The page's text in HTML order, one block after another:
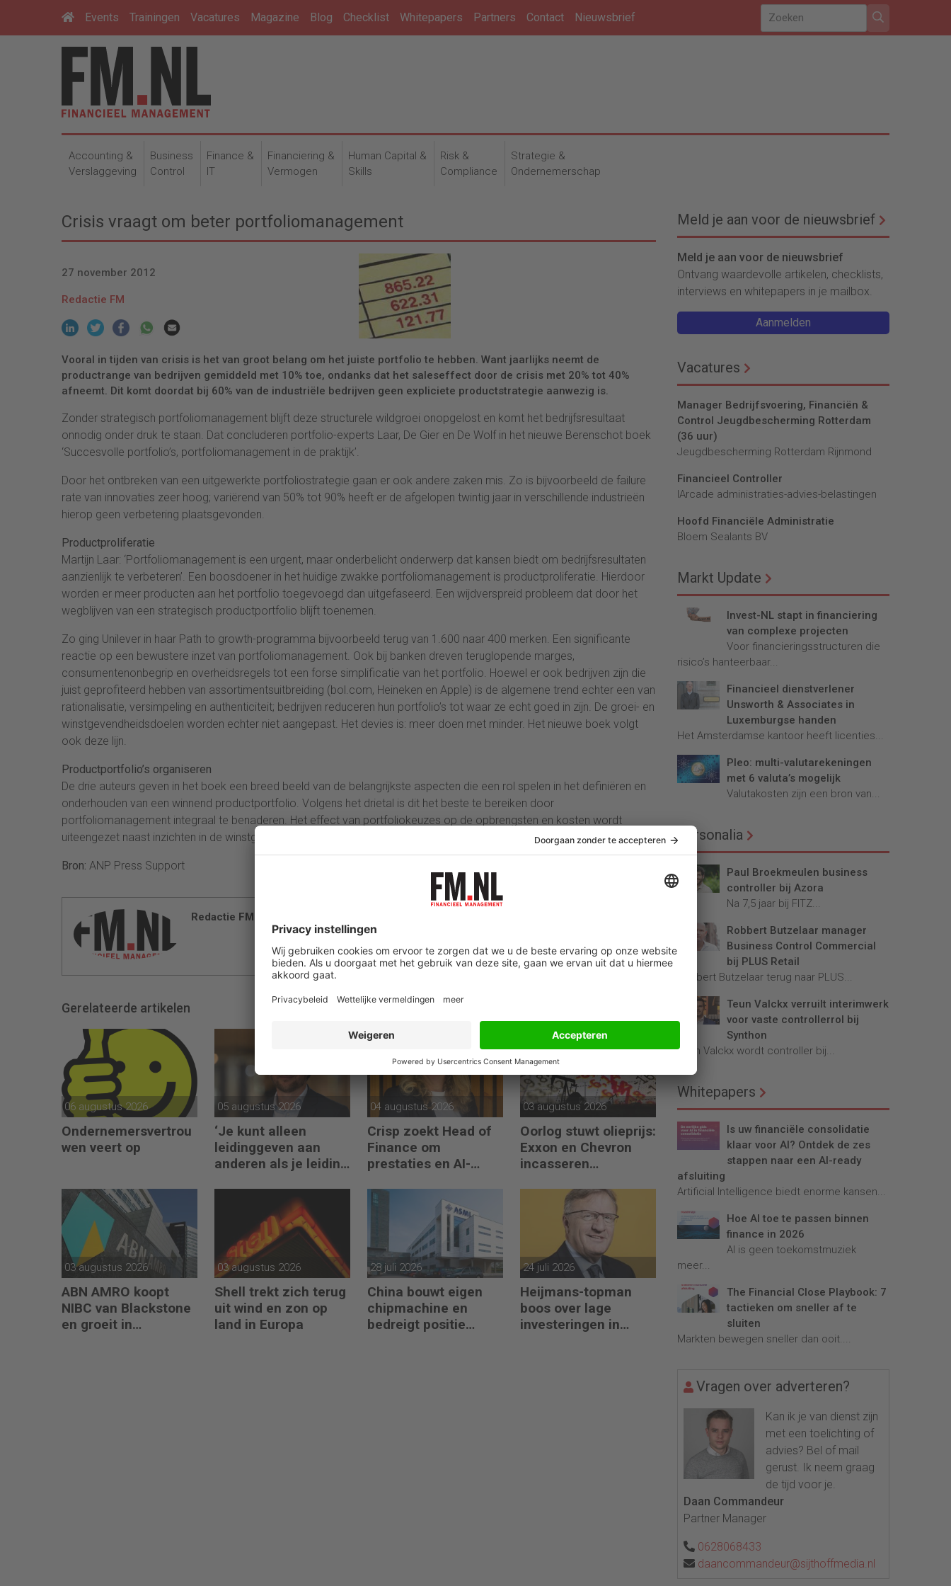
Events Trainingen Vacatures Magazine Blog Checklist Whitepapers Partners Contact Nieuwsbrief
Accounting &
Verslaggeving
Business
Control
Finance &
IT
Financiering &
Vermogen
Human Capital &
Skills
Risk &
Compliance
Strategie &
Ondernemerschap
Crisis vraagt om beter portfoliomanagement
27 november 2012
Redactie FM
Vooral in tijden van crisis is het van groot belang om het juiste portfolio te hebben. Want jaarlijks neemt de
productrange van bedrijven gemiddeld met 10% toe, ondanks dat het saleseffect door de crisis met 20% tot 40%
afneemt. Dit komt doordat bij 60% van de industriële bedrijven geen expliciete productstrategie aanwezig is.
Zonder strategisch portfoliomanagement blijft deze structurele wildgroei onopgelost en komt het bedrijfsresultaat
onnodig onder druk te staan. Dat concluderen portfolio-experts Laar, De Gier en De Wolf in het nieuwe Berenschot boek
‘Succesvolle portfolio’s, portfoliomanagement in de praktijk’.
Door het ontbreken van een uitgewerkte portfoliostrategie gaan er ook andere zaken mis. Zo is bijvoorbeeld de failure
rate van innovaties zeer hoog; variërend van 50% tot 90% heeft er de afgelopen twintig jaar in verschillende industrieën
hierop geen verbetering plaatsgevonden.
Productproliferatie
Martijn Laar: ‘Portfoliomanagement is een urgent, maar onderbelicht onderwerp dat kansen biedt om bedrijfsresultaten
aanzienlijk te verbeteren’. Een boosdoener in het huidige zwakke portfoliomanagement is productproliferatie. Hierdoor
worden er meer producten aan het portfolio toegevoegd dan uitgefaseerd. Een wijdverspreid probleem dat door het
wegblijven van een strategisch productportfolio blijft toenemen.
Zo ging Unilever in haar Path to growth-programma bijvoorbeeld terug van 1.600 naar 400 merken. Een significante
reactie op een bewustere inzet van portfoliomanagement. Ook bij banken dreven teruglopende marges,
consumentenonbegrip en overheidsregels tot een forse simplificatie van het portfolio. Hoewel er ook bedrijven zijn die
juist geprofiteerd hebben van assortimentsuitbreiding (bol.com, Heineken en Apple) is de algemene trend echter een van
rationalisatie, versimpeling en authenticiteit; bedrijven reduceren hun portfolio’s tot waar ze echt goed in zijn. De groei- en
winstgevendheidsdoelen worden echter niet aangepast. Het devies is: meer doen met minder. Het nieuwe boek volgt
ook deze lijn.
Productportfolio’s organiseren
De drie auteurs geven in het boek een breed beeld van de belangrijkste aspecten die een rol spelen in het definiëren en
onderhouden van een winnend productportfolio. Volgens het drietal is dit het beste te bereiken door
portfoliomanagement integraal te benaderen. Het effect van portfoliokeuzes op de opbrengsten en kosten wordt
uiteengezet naast inzichten in de winstgevendheid van producten en klanten.
Bron: ANP Press Support
Redactie FM
Gerelateerde artikelen
06 augustus 2026
Ondernemersvertrou
wen veert op
05 augustus 2026
‘Je kunt alleen
leidinggeven aan
anderen als je leiding
04 augustus 2026
Crisp zoekt Head of
Finance om
prestaties en AI-
03 augustus 2026
Oorlog stuwt olieprijs:
Exxon en Chevron
incasseren
03 augustus 2026
ABN AMRO koopt
NIBC van Blackstone
en groeit in
03 augustus 2026
Shell trekt zich terug
uit wind en zon op
land in Europa
28 juli 2026
China bouwt eigen
chipmachine en
bedreigt positie
24 juli 2026
Heijmans-topman
boos over lage
investeringen in
Meld je aan voor de nieuwsbrief
Meld je aan voor de nieuwsbrief
Ontvang waardevolle artikelen, checklists,
interviews en whitepapers in je mailbox.
Aanmelden
Vacatures
Manager Bedrijfsvoering, Financiën &
Control Jeugdbescherming Rotterdam
(36 uur)
Jeugdbescherming Rotterdam Rijnmond
Financieel Controller
lArcade administraties-advies-belastingen
Hoofd Financiële Administratie
Bloem Sealants BV
Markt Update
Invest-NL stapt in financiering
van complexe projecten
Voor financieringsstructuren die
risico’s hanteerbaar...
Financieel dienstverlener
Unsworth & Associates in
Luxemburgse handen
Het Amsterdamse kantoor heeft licenties...
Pleo: multi-valutarekeningen
met 6 valuta’s mogelijk
Valutakosten zijn een bron van...
Personalia
Paul Broekmeulen business
controller bij Azora
Na 7,5 jaar bij FITZ...
Robbert Butzelaar manager
Business Control Commercial
bij PLUS Retail
Robbert Butzelaar terug naar PLUS...
Teun Valckx verruilt interimwerk
voor vaste controllerrol bij
Synthon
Teun Valckx wordt controller bij...
Whitepapers
Is uw financiële consolidatie
klaar voor AI? Ontdek de zes
stappen naar een AI-ready
afsluiting
Artificial Intelligence biedt enorme kansen...
Hoe AI toe te passen binnen
finance in 2026
AI is geen toekomstmuziek
meer...
The Financial Close Playbook: 7
tactieken om sneller af te
sluiten
Markten bewegen sneller dan ooit....
Vragen over adverteren?
Kan ik je van dienst zijn
met een toelichting of
advies? Bel of mail
gerust. Ik neem graag
de tijd voor je.
Daan Commandeur
Partner Manager
0628068433
daancommandeur@sijthoffmedia.nl